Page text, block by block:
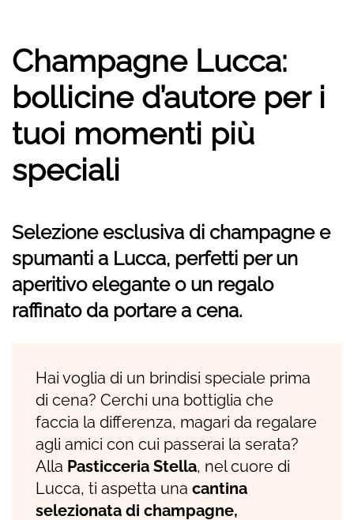
Champagne Lucca:
bollicine d’autore per i
tuoi momenti più
speciali
Selezione esclusiva di champagne e
spumanti a Lucca, perfetti per un
aperitivo elegante o un regalo
raffinato da portare a cena.
Hai voglia di un brindisi speciale prima
di cena? Cerchi una bottiglia che
faccia la differenza, magari da regalare
agli amici con cui passerai la serata?
Alla Pasticceria Stella, nel cuore di
Lucca, ti aspetta una cantina
selezionata di champagne,